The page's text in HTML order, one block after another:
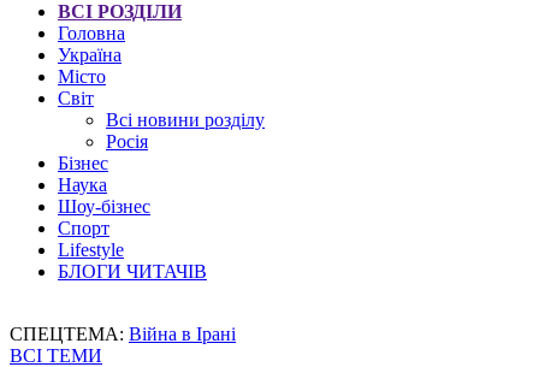
ВСІ РОЗДІЛИ
Головна
Україна
Місто
Світ
Всі новини розділу
Росія
Бізнес
Наука
Шоу-бізнес
Спорт
Lifestyle
БЛОГИ ЧИТАЧІВ
СПЕЦТЕМА: Війна в Ірані
ВСІ ТЕМИ